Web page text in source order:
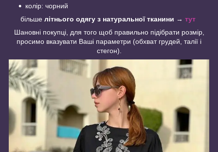
колір: чорний
більше літнього одягу з натуральної тканини → тут
Шановні покупці, для того щоб правильно підібрати розмір,
просимо вказувати Ваші параметри (обхват грудей, талії і
стегон).